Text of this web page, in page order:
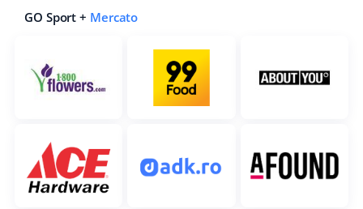
GO Sport + Mercato